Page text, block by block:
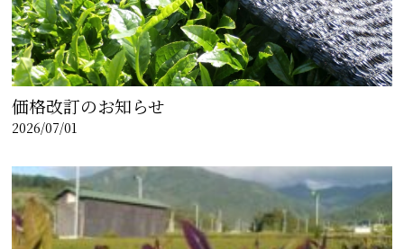
価格改訂のお知らせ
2026/07/01